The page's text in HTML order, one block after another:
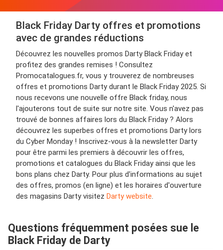
Black Friday Darty offres et promotions
avec de grandes réductions
Découvrez les nouvelles promos Darty Black Friday et
profitez des grandes remises ! Consultez
Promocatalogues.fr, vous y trouverez de nombreuses
offres et promotions Darty durant le Black Friday 2025. Si
nous recevons une nouvelle offre Black friday, nous
l'ajouterons tout de suite sur notre site. Vous n'avez pas
trouvé de bonnes affaires lors du Black Friday ? Alors
découvrez les superbes offres et promotions Darty lors
du Cyber Monday ! Inscrivez-vous à la newsletter Darty
pour être parmi les premiers à découvrir les offres,
promotions et catalogues du Black Friday ainsi que les
bons plans chez Darty. Pour plus d'informations au sujet
des offres, promos (en ligne) et les horaires d'ouverture
des magasins Darty visitez Darty website.
Questions fréquemment posées sue le
Black Friday de Darty